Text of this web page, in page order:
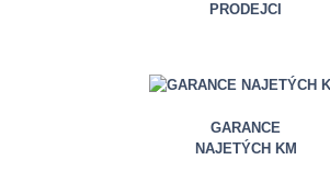
PRODEJCI
GARANCE
NAJETÝCH KM